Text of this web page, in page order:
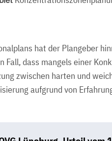
hat der Plangeber
Fall, dass mangels einer
zwischen harten und
aufgrund von